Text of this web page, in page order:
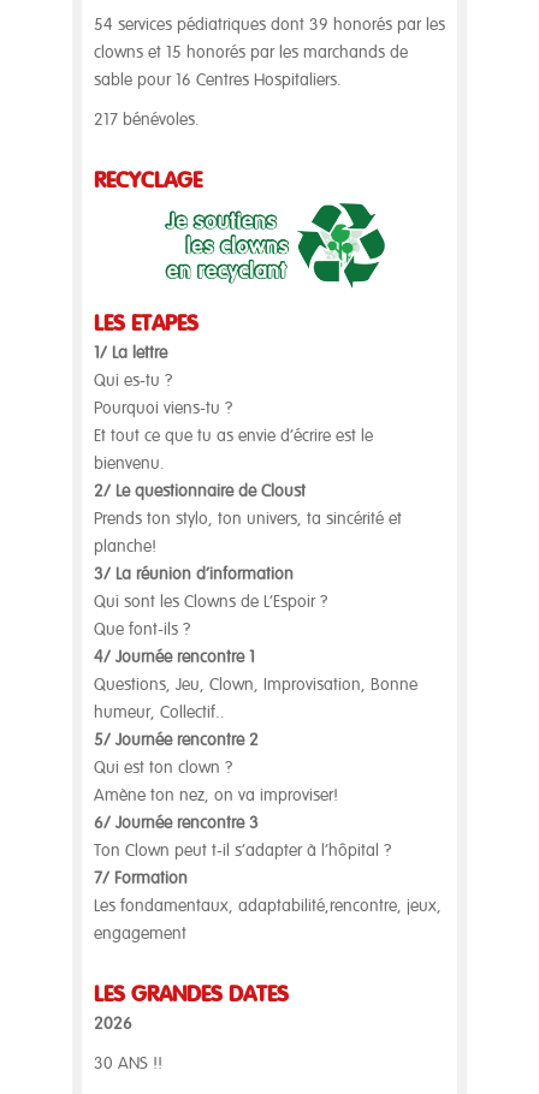
54 services pédiatriques dont 39 honorés par les
clowns et 15 honorés par les marchands de
sable pour 16 Centres Hospitaliers.
217 bénévoles.
RECYCLAGE
LES ÉTAPES
1/ La lettre
Qui es-tu ?
Pourquoi viens-tu ?
Et tout ce que tu as envie d’écrire est le
bienvenu.
2/ Le questionnaire de Cloust
Prends ton stylo, ton univers, ta sincérité et
planche!
3/ La réunion d’information
Qui sont les Clowns de L’Espoir ?
Que font-ils ?
4/ Journée rencontre 1
Questions, Jeu, Clown, Improvisation, Bonne
humeur, Collectif..
5/ Journée rencontre 2
Qui est ton clown ?
Amène ton nez, on va improviser!
6/ Journée rencontre 3
Ton Clown peut t-il s’adapter à l’hôpital ?
7/ Formation
Les fondamentaux, adaptabilité,rencontre, jeux,
engagement
LES GRANDES DATES
2026
30 ANS !!